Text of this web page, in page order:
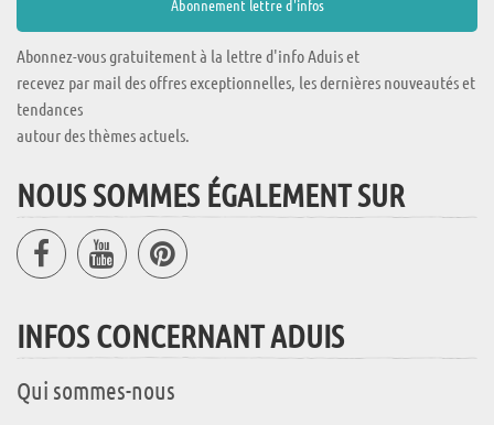
Abonnez-vous gratuitement à la lettre d'info Aduis et
recevez par mail des offres exceptionnelles, les dernières nouveautés et
tendances
autour des thèmes actuels.
NOUS SOMMES ÉGALEMENT SUR
INFOS CONCERNANT ADUIS
Qui sommes-nous